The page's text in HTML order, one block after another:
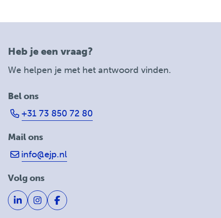
Heb je een vraag?
We helpen je met het antwoord vinden.
Bel ons
+31 73 850 72 80
Mail ons
info@ejp.nl
Volg ons